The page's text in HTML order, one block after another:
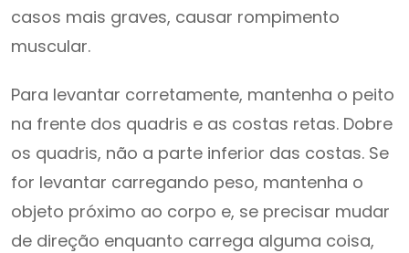
casos mais graves, causar rompimento
muscular.
Para levantar corretamente, mantenha o peito
na frente dos quadris e as costas retas. Dobre
os quadris, não a parte inferior das costas. Se
for levantar carregando peso, mantenha o
objeto próximo ao corpo e, se precisar mudar
de direção enquanto carrega alguma coisa,